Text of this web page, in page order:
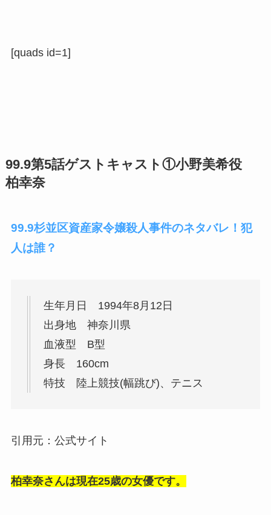
[quads id=1]
99.9第5話ゲストキャスト①小野美希役
柏幸奈
99.9杉並区資産家令嬢殺人事件のネタバレ！犯
人は誰？
生年月日 1994年8月12日
出身地 神奈川県
血液型 B型
身長 160cm
特技 陸上競技(幅跳び)、テニス
引用元：公式サイト
柏幸奈さんは現在25歳の女優です。